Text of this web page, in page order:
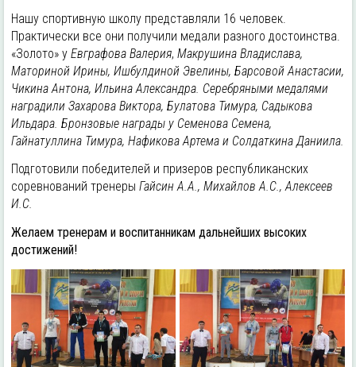
Нашу спортивную школу представляли 16 человек.
Практически все они получили медали разного достоинства.
«Золото» у Евграфова Валерия, Макрушина Владислава,
Маториной Ирины, Ишбулдиной Эвелины, Барсовой Анастасии,
Чикина Антона, Ильина Александра. Серебряными медалями
наградили Захарова Виктора, Булатова Тимура, Садыкова
Ильдара. Бронзовые награды у Семенова Семена,
Гайнатуллина Тимура, Нафикова Артема и Солдаткина Даниила.
Подготовили победителей и призеров республиканских
соревнований тренеры Гайсин А.А., Михайлов А.С., Алексеев
И.С.
Желаем тренерам и воспитанникам дальнейших высоких
достижений!